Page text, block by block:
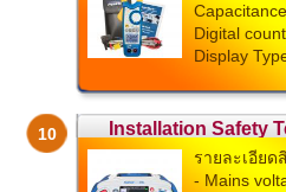
Digital
Display
10 Installation Safety
รายละเอียด
- Mains